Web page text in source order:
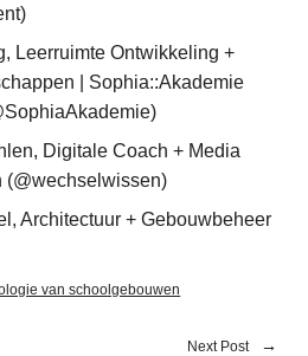
Leerruimte Ontwikkeling +
| Sophia::Akademie
Digitale Coach + Media
(@wechselwissen)
Architectuur + Gebouwbeheer
van schoolgebouwen
Next Post